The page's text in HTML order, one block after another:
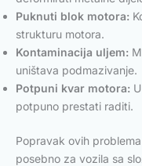
Puknuti blok motora:
strukturu motora.
Kontaminacija uljem:
uništava podmazivanje.
Potpuni kvar motora:
potpuno prestati raditi.
Popravak ovih
posebno za vozila sa